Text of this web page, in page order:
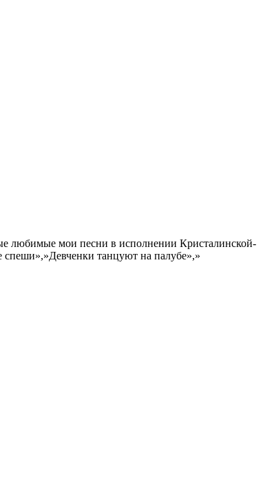
любимые мои песни в исполнении Кристалинской-
танцуют на палубе»,»